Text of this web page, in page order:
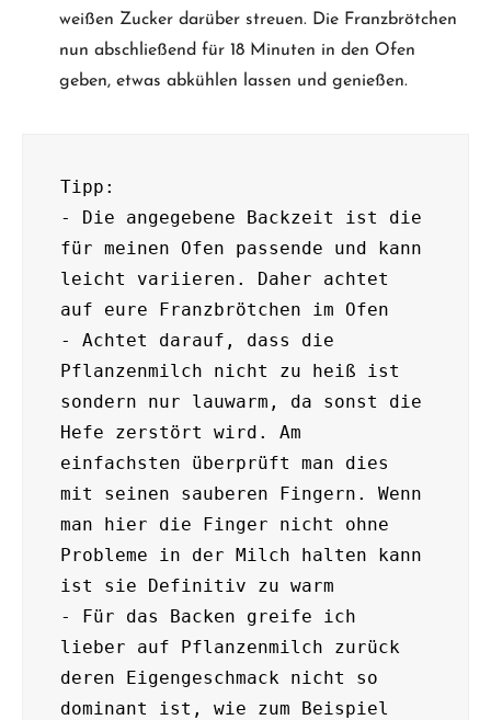
weißen Zucker darüber streuen. Die Franzbrötchen
nun abschließend für 18 Minuten in den Ofen
geben, etwas abkühlen lassen und genießen.
Tipp:
- Die angegebene Backzeit ist die
für meinen Ofen passende und kann
leicht variieren. Daher achtet
auf eure Franzbrötchen im Ofen
- Achtet darauf, dass die
Pflanzenmilch nicht zu heiß ist
sondern nur lauwarm, da sonst die
Hefe zerstört wird. Am
einfachsten überprüft man dies
mit seinen sauberen Fingern. Wenn
man hier die Finger nicht ohne
Probleme in der Milch halten kann
ist sie Definitiv zu warm
- Für das Backen greife ich
lieber auf Pflanzenmilch zurück
deren Eigengeschmack nicht so
dominant ist, wie zum Beispiel